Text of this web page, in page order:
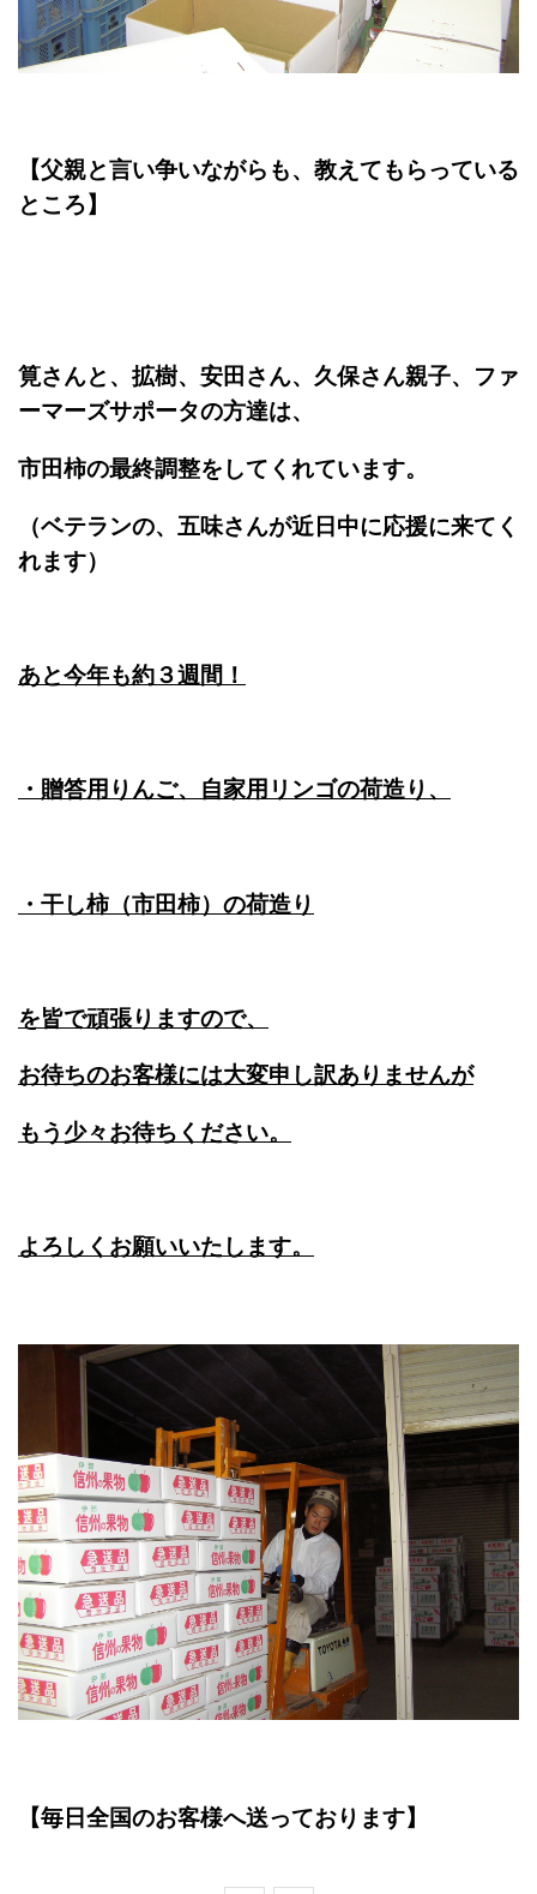
【父親と言い争いながらも、教えてもらっている
ところ】
筧さんと、拡樹、安田さん、久保さん親子、ファ
ーマーズサポータの方達は、
市田柿の最終調整をしてくれています。
（ベテランの、五味さんが近日中に応援に来てく
れます）
あと今年も約３週間！
・贈答用りんご、自家用リンゴの荷造り、
・干し柿（市田柿）の荷造り
を皆で頑張りますので、
お待ちのお客様には大変申し訳ありませんが
もう少々お待ちください。
よろしくお願いいたします。
【毎日全国のお客様へ送っております】